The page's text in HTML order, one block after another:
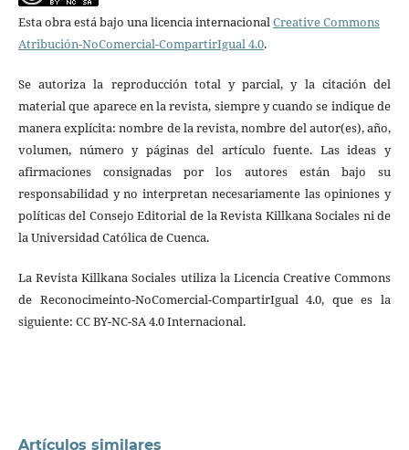
Esta obra está bajo una licencia internacionalCreative Commons
Atribución-NoComercial-CompartirIgual 4.0.
Se autoriza la reproducción total y parcial, y la citación del
material que aparece en la revista, siempre y cuando se indique de
manera explícita: nombre de la revista, nombre del autor(es), año,
volumen, número y páginas del artículo fuente. Las ideas y
afirmaciones consignadas por los autores están bajo su
responsabilidad y no interpretan necesariamente las opiniones y
políticas del Consejo Editorial de la Revista Killkana Sociales ni de
la Universidad Católica de Cuenca.
La Revista Killkana Sociales utiliza la Licencia Creative Commons
de Reconocimeinto-NoComercial-CompartirIgual 4.0, que es la
siguiente: CC BY-NC-SA 4.0 Internacional.
Artículos similares